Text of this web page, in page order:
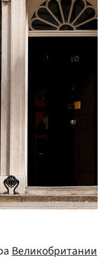
Великобритании